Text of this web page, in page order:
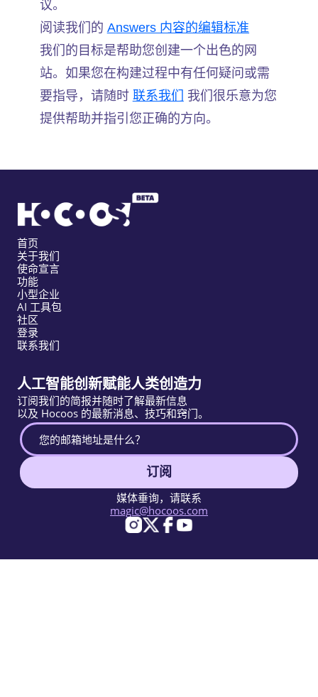
议。
阅读我们的 Answers 内容的编辑标准
我们的目标是帮助您创建一个出色的网
站。如果您在构建过程中有任何疑问或需
要指导，请随时 联系我们
我们很乐意为您
提供帮助并指引您正确的方向。
首页
关于我们
使命宣言
功能
小型企业
AI 工具包
社区
登录
联系我们
人工智能创新赋能人类创造力
订阅我们的简报并随时了解最新信息
以及 Hocoos 的最新消息、技巧和窍门。
订阅
媒体垂询，请联系
magic@hocoos.com